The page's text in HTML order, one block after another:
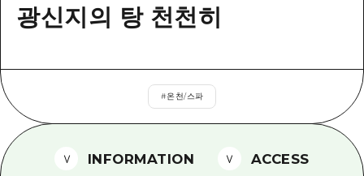
기준
치유
빠른 여행
반나절
1박 2일
2박 3일
시마네(島根)현
히로시마 OMOTENASHI 패스
외국인 여행자용 거리 관광안내소
광신지의 탕 천천히
#온천/스파
INFORMATION ACCESS